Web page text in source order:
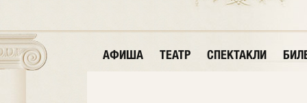
АФИША ТЕАТР СПЕКТАКЛИ